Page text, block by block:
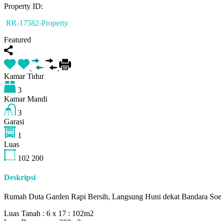
Property ID:
RR-17582-Property
Featured
Kamar Tidur
3
Kamar Mandi
3
Garasi
1
Luas
102 200
Deskripsi
Rumah Duta Garden Rapi Bersih, Langsung Huni dekat Bandara
Luas Tanah : 6 x 17 : 102m2